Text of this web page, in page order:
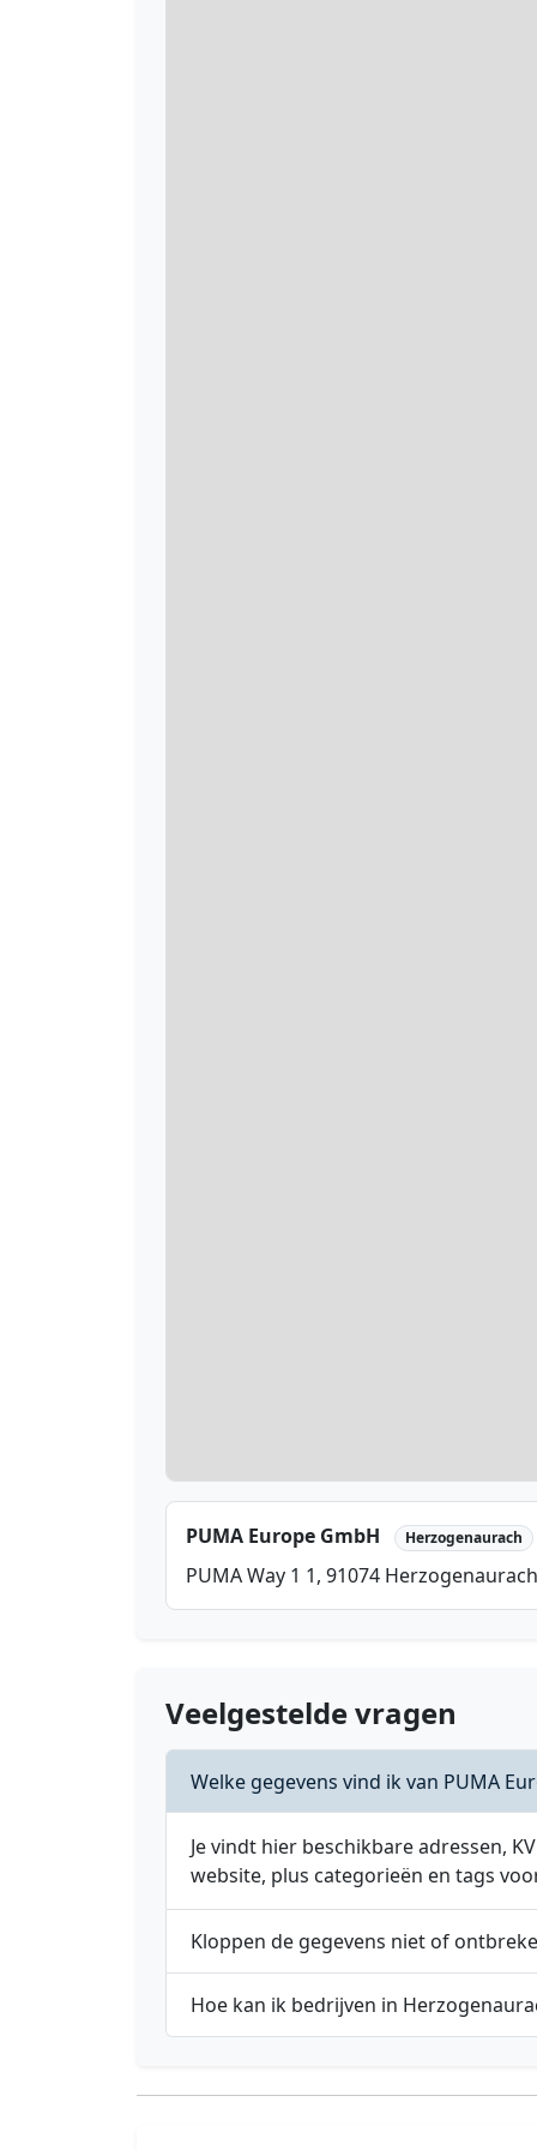
PUMA Europe GmbH Herzogenaurach
PUMA Way 1 1, 91074 Herzogenaurach
Veelgestelde vragen
Welke gegevens vind ik van PUMA
Je vindt hier beschikbare adressen,
website, plus categorieën en tags
Kloppen de gegevens niet of
Hoe kan ik bedrijven in